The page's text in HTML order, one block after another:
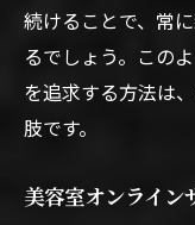
続けることで、常
るでしょう。この
を追求する方法は
肢です。
美容室オンライン